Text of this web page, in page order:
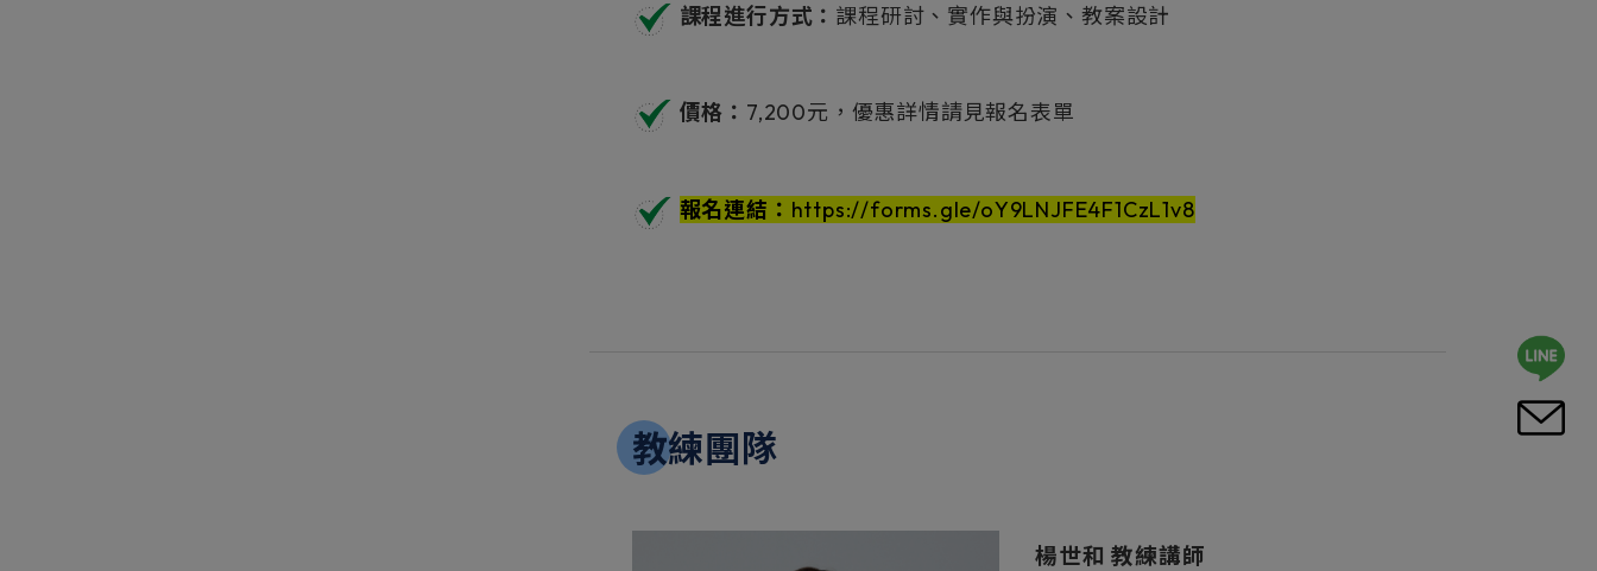
課程進行方式： 課程研討、實作與扮演、教案設計
價格： 7,200元，優惠詳情請見報名表單
報名連結： https://forms.gle/oY9LNJFE4F1CzL1v8
教練團隊
楊世和 教練講師